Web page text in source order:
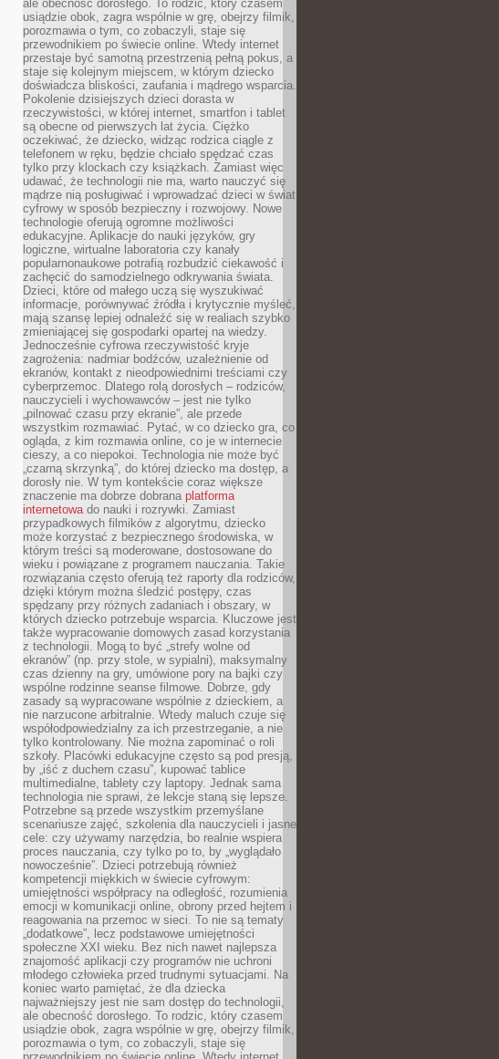
ale obecność dorosłego. To rodzic, który czasem
usiądzie obok, zagra wspólnie w grę, obejrzy filmik,
porozmawia o tym, co zobaczyli, staje się
przewodnikiem po świecie online. Wtedy internet
przestaje być samotną przestrzenią pełną pokus, a
staje się kolejnym miejscem, w którym dziecko
doświadcza bliskości, zaufania i mądrego wsparcia.
Pokolenie dzisiejszych dzieci dorasta w
rzeczywistości, w której internet, smartfon i tablet
są obecne od pierwszych lat życia. Ciężko
oczekiwać, że dziecko, widząc rodzica ciągle z
telefonem w ręku, będzie chciało spędzać czas
tylko przy klockach czy książkach. Zamiast więc
udawać, że technologii nie ma, warto nauczyć się
mądrze nią posługiwać i wprowadzać dzieci w świat
cyfrowy w sposób bezpieczny i rozwojowy. Nowe
technologie oferują ogromne możliwości
edukacyjne. Aplikacje do nauki języków, gry
logiczne, wirtualne laboratoria czy kanały
popularnonaukowe potrafią rozbudzić ciekawość i
zachęcić do samodzielnego odkrywania świata.
Dzieci, które od małego uczą się wyszukiwać
informacje, porównywać źródła i krytycznie myśleć,
mają szansę lepiej odnaleźć się w realiach szybko
zmieniającej się gospodarki opartej na wiedzy.
Jednocześnie cyfrowa rzeczywistość kryje
zagrożenia: nadmiar bodźców, uzależnienie od
ekranów, kontakt z nieodpowiednimi treściami czy
cyberprzemoc. Dlatego rolą dorosłych – rodziców,
nauczycieli i wychowawców – jest nie tylko
„pilnować czasu przy ekranie”, ale przede
wszystkim rozmawiać. Pytać, w co dziecko gra, co
ogląda, z kim rozmawia online, co je w internecie
cieszy, a co niepokoi. Technologia nie może być
„czarną skrzynką”, do której dziecko ma dostęp, a
dorosły nie. W tym kontekście coraz większe
znaczenie ma dobrze dobrana platforma
internetowado nauki i rozrywki. Zamiast
przypadkowych filmików z algorytmu, dziecko
może korzystać z bezpiecznego środowiska, w
którym treści są moderowane, dostosowane do
wieku i powiązane z programem nauczania. Takie
rozwiązania często oferują też raporty dla rodziców,
dzięki którym można śledzić postępy, czas
spędzany przy różnych zadaniach i obszary, w
których dziecko potrzebuje wsparcia. Kluczowe jest
także wypracowanie domowych zasad korzystania
z technologii. Mogą to być „strefy wolne od
ekranów” (np. przy stole, w sypialni), maksymalny
czas dzienny na gry, umówione pory na bajki czy
wspólne rodzinne seanse filmowe. Dobrze, gdy
zasady są wypracowane wspólnie z dzieckiem, a
nie narzucone arbitralnie. Wtedy maluch czuje się
współodpowiedzialny za ich przestrzeganie, a nie
tylko kontrolowany. Nie można zapominać o roli
szkoły. Placówki edukacyjne często są pod presją,
by „iść z duchem czasu”, kupować tablice
multimedialne, tablety czy laptopy. Jednak sama
technologia nie sprawi, że lekcje staną się lepsze.
Potrzebne są przede wszystkim przemyślane
scenariusze zajęć, szkolenia dla nauczycieli i jasne
cele: czy używamy narzędzia, bo realnie wspiera
proces nauczania, czy tylko po to, by „wyglądało
nowocześnie”. Dzieci potrzebują również
kompetencji miękkich w świecie cyfrowym:
umiejętności współpracy na odległość, rozumienia
emocji w komunikacji online, obrony przed hejtem i
reagowania na przemoc w sieci. To nie są tematy
„dodatkowe”, lecz podstawowe umiejętności
społeczne XXI wieku. Bez nich nawet najlepsza
znajomość aplikacji czy programów nie uchroni
młodego człowieka przed trudnymi sytuacjami. Na
koniec warto pamiętać, że dla dziecka
najważniejszy jest nie sam dostęp do technologii,
ale obecność dorosłego. To rodzic, który czasem
usiądzie obok, zagra wspólnie w grę, obejrzy filmik,
porozmawia o tym, co zobaczyli, staje się